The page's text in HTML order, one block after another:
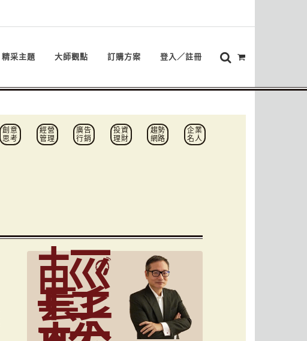
精采主題 大師觀點 訂購方案 登入／註冊
創意
思考
經營
管理
廣告
行銷
投資
理財
趨勢
網路
企業
名人
輕